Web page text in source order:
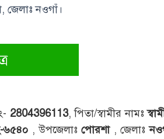
জেলাঃ নওগাঁ।
2804396113, পিতা/স্বামীর নামঃ
৬৫৪০ , উপজেলাঃপোরশা , জেলাঃ